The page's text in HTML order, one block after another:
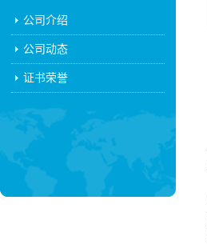
公司介绍
公司动态
证书荣誉